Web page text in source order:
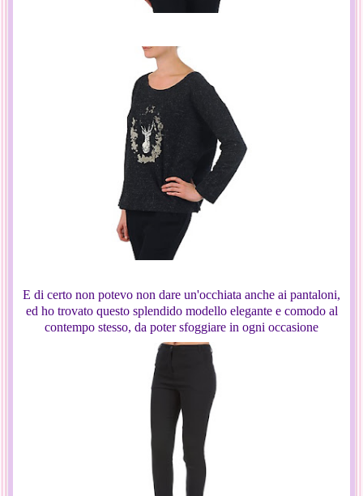
E di certo non potevo non dare un'occhiata anche ai pantaloni,
ed ho trovato questo splendido modello elegante e comodo al
contempo stesso, da poter sfoggiare in ogni occasione